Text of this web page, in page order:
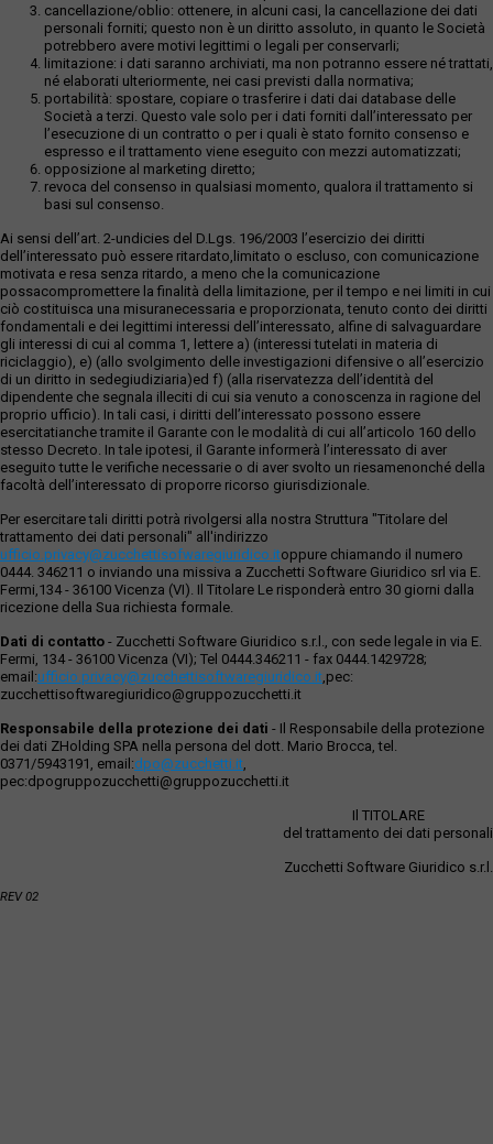
cancellazione/oblio: ottenere, in alcuni casi, la cancellazione dei dati
personali forniti; questo non è un diritto assoluto, in quanto le Società
potrebbero avere motivi legittimi o legali per conservarli;
limitazione: i dati saranno archiviati, ma non potranno essere né trattati,
né elaborati ulteriormente, nei casi previsti dalla normativa;
portabilità: spostare, copiare o trasferire i dati dai database delle
Società a terzi. Questo vale solo per i dati forniti dall’interessato per
l’esecuzione di un contratto o per i quali è stato fornito consenso e
espresso e il trattamento viene eseguito con mezzi automatizzati;
opposizione al marketing diretto;
revoca del consenso in qualsiasi momento, qualora il trattamento si
basi sul consenso.
Ai sensi dell’art. 2-undicies del D.Lgs. 196/2003 l’esercizio dei diritti
dell’interessato può essere ritardato,limitato o escluso, con comunicazione
motivata e resa senza ritardo, a meno che la comunicazione
possacompromettere la finalità della limitazione, per il tempo e nei limiti in cui
ciò costituisca una misuranecessaria e proporzionata, tenuto conto dei diritti
fondamentali e dei legittimi interessi dell’interessato, alfine di salvaguardare
gli interessi di cui al comma 1, lettere a) (interessi tutelati in materia di
riciclaggio), e) (allo svolgimento delle investigazioni difensive o all’esercizio
di un diritto in sedegiudiziaria)ed f) (alla riservatezza dell’identità del
dipendente che segnala illeciti di cui sia venuto a conoscenza in ragione del
proprio ufficio). In tali casi, i diritti dell’interessato possono essere
esercitatianche tramite il Garante con le modalità di cui all’articolo 160 dello
stesso Decreto. In tale ipotesi, il Garante informerà l’interessato di aver
eseguito tutte le verifiche necessarie o di aver svolto un riesamenonché della
facoltà dell’interessato di proporre ricorso giurisdizionale.
Per esercitare tali diritti potrà rivolgersi alla nostra Struttura "Titolare del
trattamento dei dati personali" all'indirizzo
ufficio.privacy@zucchettisofwaregiuridico.itoppure chiamando il numero
0444. 346211 o inviando una missiva a Zucchetti Software Giuridico srl via E.
Fermi,134 - 36100 Vicenza (VI). Il Titolare Le risponderà entro 30 giorni dalla
ricezione della Sua richiesta formale.
Dati di contatto - Zucchetti Software Giuridico s.r.l., con sede legale in via E.
Fermi, 134 - 36100 Vicenza (VI); Tel 0444.346211 - fax 0444.1429728;
email:ufficio.privacy@zucchettisoftwaregiuridico.it,pec:
zucchettisoftwaregiuridico@gruppozucchetti.it
Responsabile della protezione dei dati - Il Responsabile della protezione
dei dati ZHolding SPA nella persona del dott. Mario Brocca, tel.
0371/5943191, email:dpo@zucchetti.it,
pec:dpogruppozucchetti@gruppozucchetti.it
Il TITOLARE
del trattamento dei dati personali
Zucchetti Software Giuridico s.r.l.
REV 02